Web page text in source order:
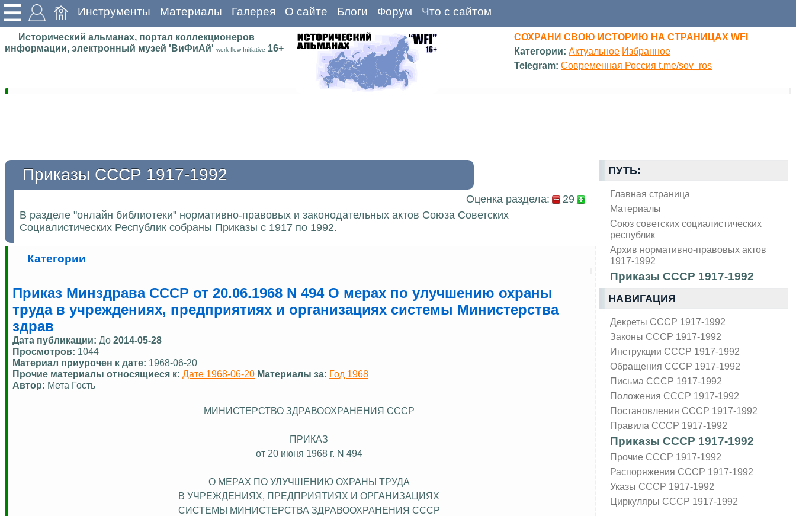
Инструменты Материалы Галерея О сайте Блоги Форум Что с сайтом
Исторический альманах, портал коллекционеров
информации, электронный музей 'ВиФиАй' work-flow-Initiative 16+
СОХРАНИ СВОЮ ИСТОРИЮ НА СТРАНИЦАХ WFI
Категории: Актуальное Избранное
Telegram: Современная Россия t.me/sov_ros
ПУТЬ:
Главная страница
Материалы
Союз советских социалистических
республик
Архив нормативно-правовых актов
1917-1992
Приказы СССР 1917-1992
НАВИГАЦИЯ
Декреты СССР 1917-1992
Законы СССР 1917-1992
Инструкции СССР 1917-1992
Обращения СССР 1917-1992
Письма СССР 1917-1992
Положения СССР 1917-1992
Постановления СССР 1917-1992
Правила СССР 1917-1992
Приказы СССР 1917-1992
Прочие СССР 1917-1992
Распоряжения СССР 1917-1992
Указы СССР 1917-1992
Циркуляры СССР 1917-1992
Приказы СССР 1917-1992
Оценка раздела:
29
В разделе "онлайн библиотеки" нормативно-правовых и законодательных актов Союза Советских
Социалистических Республик собраны Приказы с 1917 по 1992.
Категории
Приказ Минздрава СССР от 20.06.1968 N 494 О мерах по улучшению охраны
труда в учреждениях, предприятиях и организациях системы Министерства
здрав
Дата публикации: До 2014-05-28
Просмотров: 1044
Материал приурочен к дате: 1968-06-20
Прочие материалы относящиеся к: Дате 1968-06-20 Материалы за: Год 1968
Автор: Мета Гость
МИНИСТЕРСТВО ЗДРАВООХРАНЕНИЯ СССР
ПРИКАЗ
от 20 июня 1968 г. N 494
О МЕРАХ ПО УЛУЧШЕНИЮ ОХРАНЫ ТРУДА
В УЧРЕЖДЕНИЯХ, ПРЕДПРИЯТИЯХ И ОРГАНИЗАЦИЯХ
СИСТЕМЫ МИНИСТЕРСТВА ЗДРАВООХРАНЕНИЯ СССР